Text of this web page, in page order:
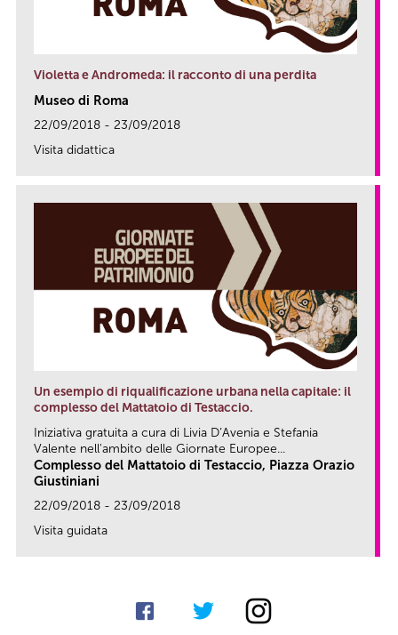
Violetta e Andromeda: il racconto di una perdita
Museo di Roma
22/09/2018 - 23/09/2018
Visita didattica
Un esempio di riqualificazione urbana nella capitale: il
complesso del Mattatoio di Testaccio.
Iniziativa gratuita a cura di Livia D’Avenia e Stefania
Valente nell'ambito delle Giornate Europee...
Complesso del Mattatoio di Testaccio, Piazza Orazio
Giustiniani
22/09/2018 - 23/09/2018
Visita guidata